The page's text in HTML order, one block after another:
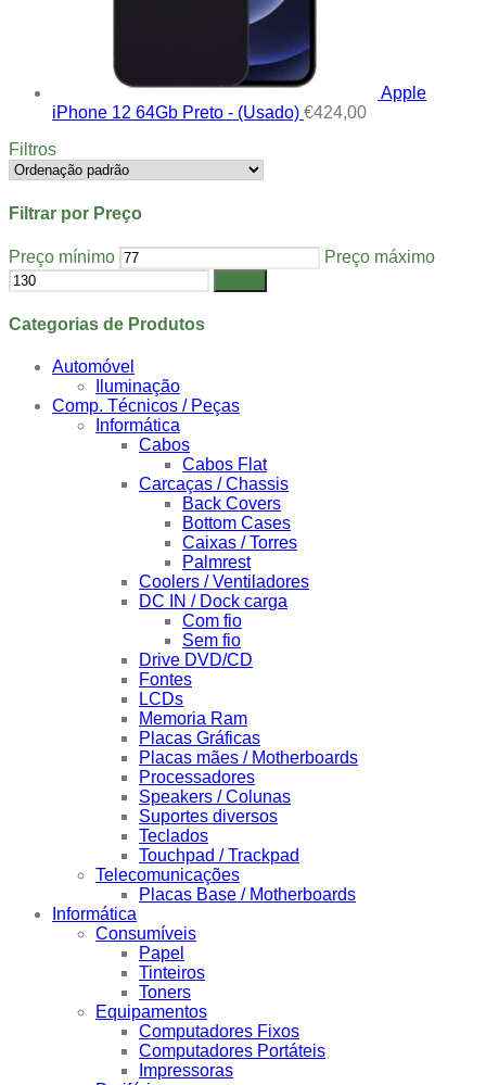
Apple
iPhone 12 64Gb Preto - (Usado) €424,00
Filtros
Filtrar por Preço
Preço mínimo Preço máximo
Categorias de Produtos
Automóvel
Iluminação
Comp. Técnicos / Peças
Informática
Cabos
Cabos Flat
Carcaças / Chassis
Back Covers
Bottom Cases
Caixas / Torres
Palmrest
Coolers / Ventiladores
DC IN / Dock carga
Com fio
Sem fio
Drive DVD/CD
Fontes
LCDs
Memoria Ram
Placas Gráficas
Placas mães / Motherboards
Processadores
Speakers / Colunas
Suportes diversos
Teclados
Touchpad / Trackpad
Telecomunicações
Placas Base / Motherboards
Informática
Consumíveis
Papel
Tinteiros
Toners
Equipamentos
Computadores Fixos
Computadores Portáteis
Impressoras